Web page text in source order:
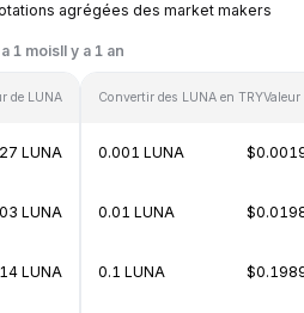
agrégées des market makers
a 1 moisIl y a 1 an
de LUNA
LUNA
LUNA
LUNA
Convertir des LUNA en TRYValeur
0.001 LUNA
0.01 LUNA
0.1 LUNA